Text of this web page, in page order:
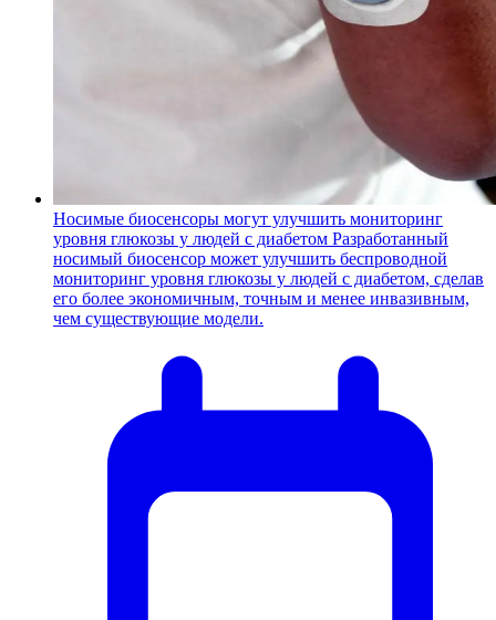
Носимые биосенсоры могут улучшить мониторинг
уровня глюкозы у людей с диабетом Разработанный
носимый биосенсор может улучшить беспроводной
мониторинг уровня глюкозы у людей с диабетом, сделав
его более экономичным, точным и менее инвазивным,
чем существующие модели.